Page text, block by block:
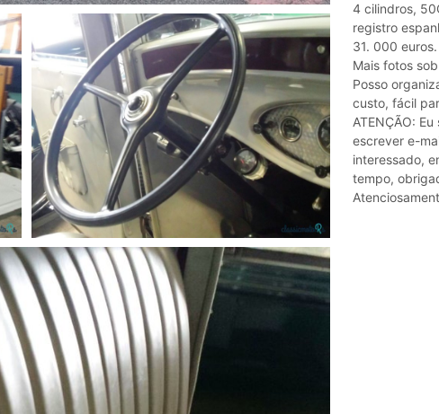
4 cilindros,
registro
31. 000
Mais fotos
Posso
custo, fácil
ATENÇÃO:
escrever e-
interessado,
tempo,